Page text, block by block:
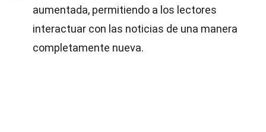
aumentada, permitiendo a los lectores
interactuar con las noticias de una manera
completamente nueva.